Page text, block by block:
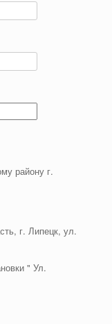
району г.
г. Липецк, ул.
" Ул.